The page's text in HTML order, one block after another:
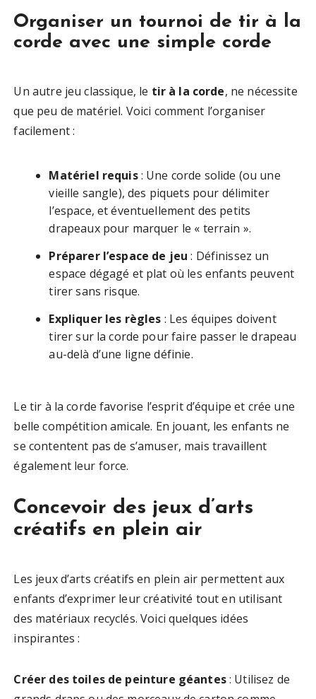
Organiser un tournoi de tir à la
corde avec une simple corde
Un autre jeu classique, le tir à la corde, ne nécessite
que peu de matériel. Voici comment l’organiser
facilement :
Matériel requis: Une corde solide (ou une
vieille sangle), des piquets pour délimiter
l’espace, et éventuellement des petits
drapeaux pour marquer le « terrain ».
Préparer l’espace de jeu : Définissez un
espace dégagé et plat où les enfants peuvent
tirer sans risque.
Expliquer les règles : Les équipes doivent
tirer sur la corde pour faire passer le drapeau
au-delà d’une ligne définie.
Le tir à la corde favorise l’esprit d’équipe et crée une
belle compétition amicale. En jouant, les enfants ne
se contentent pas de s’amuser, mais travaillent
également leur force.
Concevoir des jeux d’arts
créatifs en plein air
Les jeux d’arts créatifs en plein air permettent aux
enfants d’exprimer leur créativité tout en utilisant
des matériaux recyclés. Voici quelques idées
inspirantes :
Créer des toiles de peinture géantes: Utilisez de